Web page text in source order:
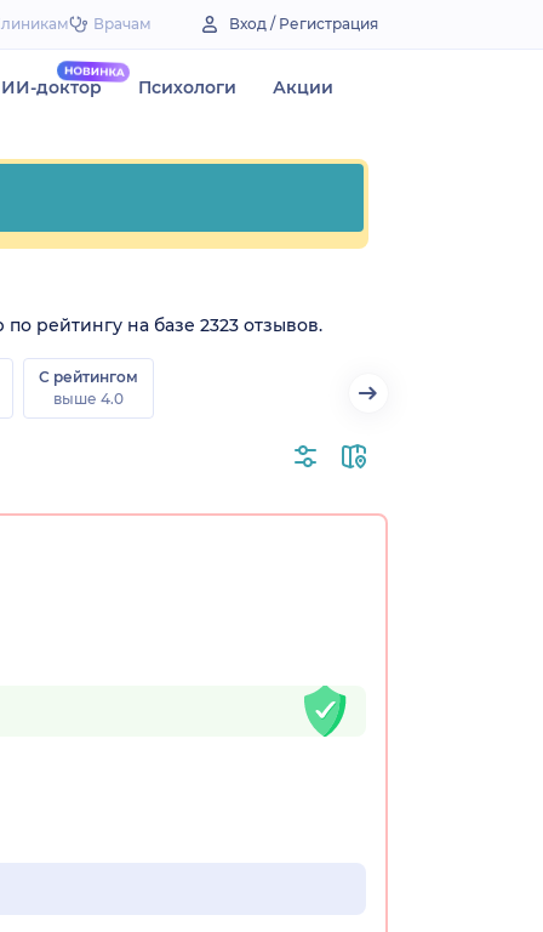
Врачам Вход / Регистрация
ИИ-доктор Психологи Акции
рейтингу на базе 2323 отзывов.
С рейтингом
выше 4.0